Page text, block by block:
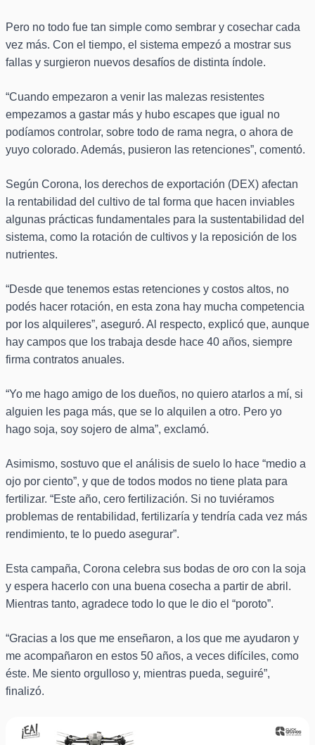
Pero no todo fue tan simple como sembrar y cosechar cada
vez más. Con el tiempo, el sistema empezó a mostrar sus
fallas y surgieron nuevos desafíos de distinta índole.
“Cuando empezaron a venir las malezas resistentes
empezamos a gastar más y hubo escapes que igual no
podíamos controlar, sobre todo de rama negra, o ahora de
yuyo colorado. Además, pusieron las retenciones”, comentó.
Según Corona, los derechos de exportación (DEX) afectan
la rentabilidad del cultivo de tal forma que hacen inviables
algunas prácticas fundamentales para la sustentabilidad del
sistema, como la rotación de cultivos y la reposición de los
nutrientes.
“Desde que tenemos estas retenciones y costos altos, no
podés hacer rotación, en esta zona hay mucha competencia
por los alquileres”, aseguró. Al respecto, explicó que, aunque
hay campos que los trabaja desde hace 40 años, siempre
firma contratos anuales.
“Yo me hago amigo de los dueños, no quiero atarlos a mí, si
alguien les paga más, que se lo alquilen a otro. Pero yo
hago soja, soy sojero de alma”, exclamó.
Asimismo, sostuvo que el análisis de suelo lo hace “medio a
ojo por ciento”, y que de todos modos no tiene plata para
fertilizar. “Este año, cero fertilización. Si no tuviéramos
problemas de rentabilidad, fertilizaría y tendría cada vez más
rendimiento, te lo puedo asegurar”.
Esta campaña, Corona celebra sus bodas de oro con la soja
y espera hacerlo con una buena cosecha a partir de abril.
Mientras tanto, agradece todo lo que le dio el “poroto”.
“Gracias a los que me enseñaron, a los que me ayudaron y
me acompañaron en estos 50 años, a veces difíciles, como
éste. Me siento orgulloso y, mientras pueda, seguiré”,
finalizó.